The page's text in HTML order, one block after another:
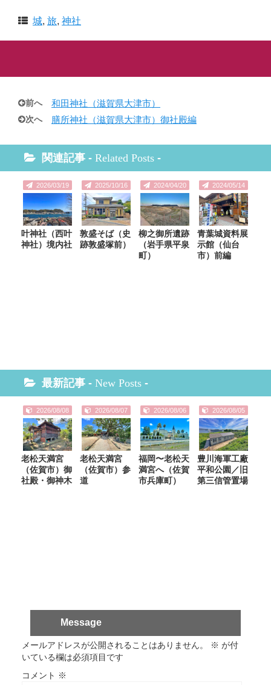
城, 旅, 神社
前へ 和田神社（滋賀県大津市）
次へ 膳所神社（滋賀県大津市）御社殿編
関連記事 - Related Posts -
2026/03/19
叶神社（西叶
神社）境内社
2025/10/16
敦盛そば（史
跡敦盛塚前）
2024/04/20
柳之御所遺跡
（岩手県平泉
町）
2024/05/14
青葉城資料展
示館（仙台
市）前編
最新記事 - New Posts -
2026/08/08
老松天満宮
（佐賀市）御
社殿・御神木
2026/08/07
老松天満宮
（佐賀市）参
道
2026/08/06
福岡〜老松天
満宮へ（佐賀
市兵庫町）
2026/08/05
豊川海軍工廠
平和公園／旧
第三信管置場
Message
メールアドレスが公開されることはありません。 ※ が付
いている欄は必須項目です
コメント ※